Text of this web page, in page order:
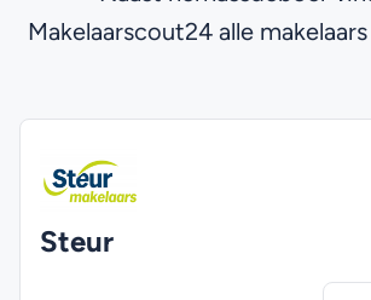
Makelaarscout24 alle
Steur